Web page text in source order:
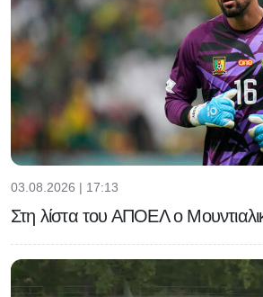
03.08.2026 | 17:13
Στη λίστα του ΑΠΟΕΛ ο